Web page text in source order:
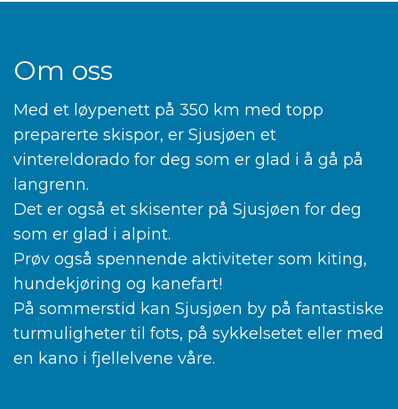
Om oss
Med et løypenett på 350 km med topp
preparerte skispor, er Sjusjøen et
vintereldorado for deg som er glad i å gå på
langrenn.
Det er også et skisenter på Sjusjøen for deg
som er glad i alpint.
Prøv også spennende aktiviteter som kiting,
hundekjøring og kanefart!
På sommerstid kan Sjusjøen by på fantastiske
turmuligheter til fots, på sykkelsetet eller med
en kano i fjellelvene våre.